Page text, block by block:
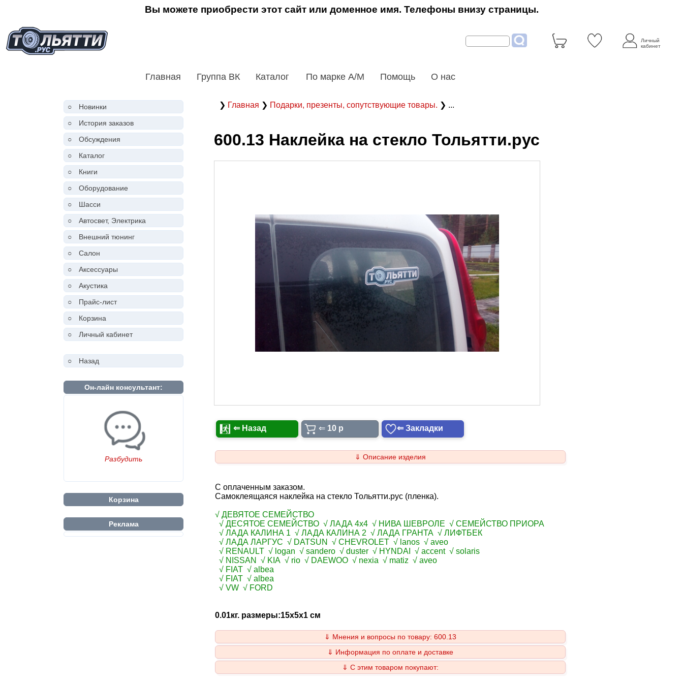
Вы можете приобрести этот сайт или доменное имя. Телефоны внизу страницы.
Личный
кабинет
Главная Группа ВК Каталог По марке А/М Помощь О нас
○
Новинки
○
История заказов
○
Обсуждения
○
Каталог
○
Книги
○
Оборудование
○
Шасси
○
Автосвет, Электрика
○
Внешний тюнинг
○
Салон
○
Аксессуары
○
Акустика
○
Прайс-лист
○
Корзина
○
Личный кабинет
○ Назад
Он-лайн консультант:
Разбудить
Корзина
Реклама
❯ Главная ❯ Подарки, презенты, сопутствующие товары. ❯ ...
600.13 Наклейка на стекло Тольятти.рус
⇐ Назад ⇐ 10 p ⇐ Закладки
⇓ Описание изделия
С оплаченным заказом.
Самоклеящаяся наклейка на стекло Тольятти.рус (пленка).
√ ДЕВЯТОЕ СЕМЕЙСТВО
√ ДЕСЯТОЕ СЕМЕЙСТВО √ ЛАДА 4х4 √ НИВА ШЕВРОЛЕ √ СЕМЕЙСТВО ПРИОРА
√ ЛАДА КАЛИНА 1 √ ЛАДА КАЛИНА 2 √ ЛАДА ГРАНТА √ ЛИФТБЕК
√ ЛАДА ЛАРГУС √ DATSUN √ CHEVROLET √ lanos √ aveo
√ RENAULT √ logan √ sandero √ duster √ HYNDAI √ accent √ solaris
√ NISSAN √ KIA √ rio √ DAEWOO √ nexia √ matiz √ aveo
√ FIAT √ albea
√ FIAT √ albea
√ VW √ FORD
0.01кг. размеры:15x5x1 см
⇓ Мнения и вопросы по товару: 600.13
⇓ Информация по оплате и доставке
⇓ С этим товаром покупают: